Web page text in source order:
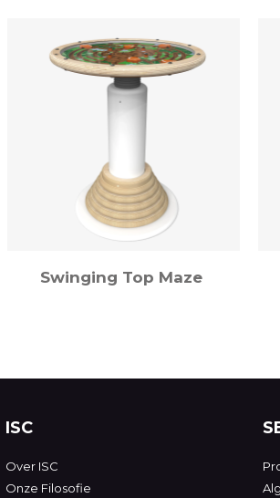
Swinging Top Maze
ISC
Over ISC
Onze Filosofie